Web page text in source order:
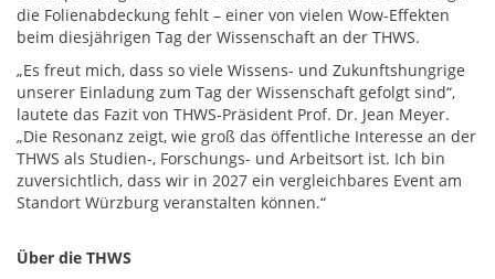
die Folienabdeckung fehlt – einer von vielen Wow-Effekten
beim diesjährigen Tag der Wissenschaft an der THWS.
„Es freut mich, dass so viele Wissens- und Zukunftshungrige
unserer Einladung zum Tag der Wissenschaft gefolgt sind“,
lautete das Fazit von THWS-Präsident Prof. Dr. Jean Meyer.
„Die Resonanz zeigt, wie groß das öffentliche Interesse an der
THWS als Studien-, Forschungs- und Arbeitsort ist. Ich bin
zuversichtlich, dass wir in 2027 ein vergleichbares Event am
Standort Würzburg veranstalten können.“
Über die THWS